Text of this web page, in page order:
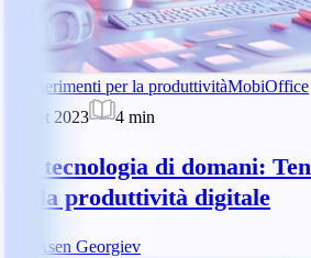
Suggerimenti per la produttivitàMobiOffice
29 set 2023
4 min
La tecnologia di domani:
della produttività digitale
Asen Georgiev